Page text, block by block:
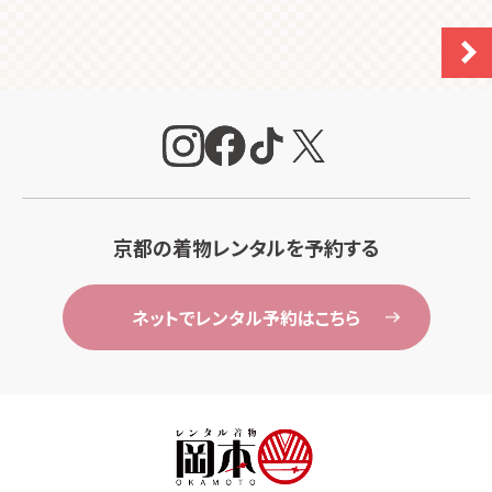
京都の着物レンタルを予約する
ネットでレンタル予約はこちら